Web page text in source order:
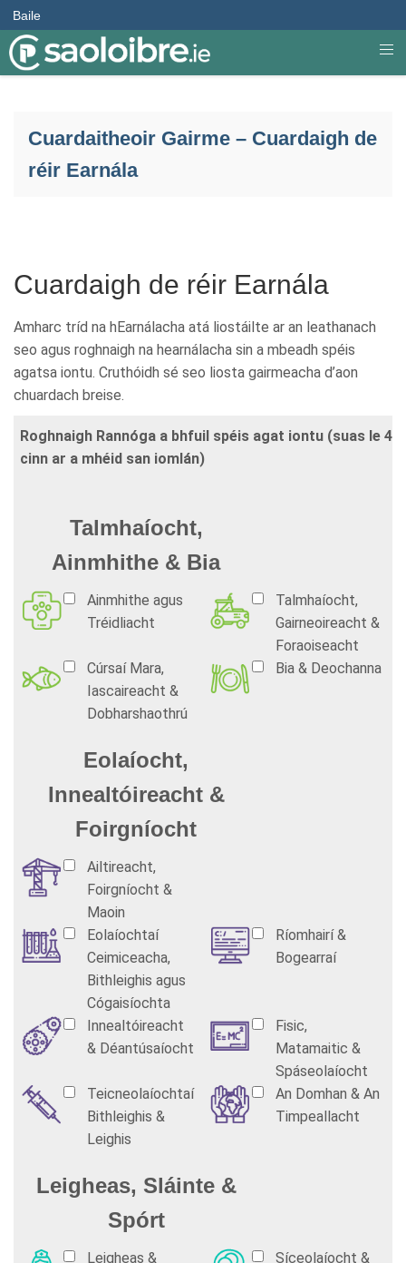
Baile
Cuardaitheoir Gairme – Cuardaigh de
réir Earnála
Cuardaigh de réir Earnála
Amharc tríd na hEarnálacha atá liostáilte ar an leathanach
seo agus roghnaigh na hearnálacha sin a mbeadh spéis
agatsa iontu. Cruthóidh sé seo liosta gairmeacha d’aon
chuardach breise.
Roghnaigh Rannóga a bhfuil spéis agat iontu (suas le 4
cinn ar a mhéid san iomlán)
Talmhaíocht,
Ainmhithe & Bia
Ainmhithe agus
Tréidliacht
Talmhaíocht,
Gairneoireacht &
Foraoiseacht
Cúrsaí Mara,
Iascaireacht &
Dobharshaothrú
Bia & Deochanna
Eolaíocht,
Innealtóireacht &
Foirgníocht
Ailtireacht,
Foirgníocht &
Maoin
Eolaíochtaí
Ceimiceacha,
Bithleighis agus
Cógaisíochta
Ríomhairí &
Bogearraí
Innealtóireacht
& Déantúsaíocht
Fisic,
Matamaitic &
Spáseolaíocht
Teicneolaíochtaí
Bithleighis &
Leighis
An Domhan & An
Timpeallacht
Leigheas, Sláinte &
Spórt
Leigheas &
Síceolaíocht &